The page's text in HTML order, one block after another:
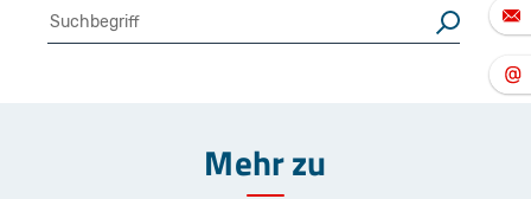
Suche Suchen
Mehr zu